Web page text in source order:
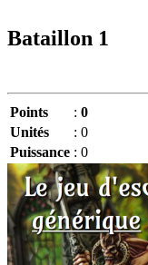
Bataillon 1
Points : 0
Unités
: 0
Puissance : 0